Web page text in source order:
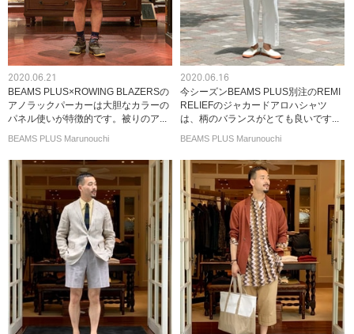
2020.06.21
BEAMS PLUS×ROWING BLAZERSの
アノラックパーカーは大胆なカラーの
パネル使いが特徴的です。被りのア...
BEAMS PLUS Marunouchi
2020.06.16
今シーズンBEAMS PLUS別注のREMI
RELIEFのジャカードアロハシャツ
は、柄のバランスがとても良いです...
BEAMS PLUS Marunouchi